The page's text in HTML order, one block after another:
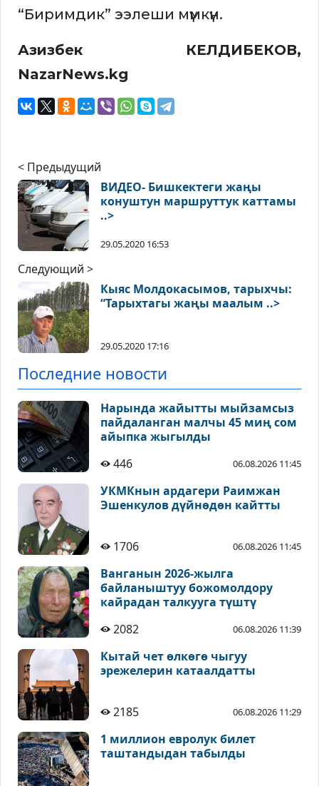
“Биримдик” ээлеши мүмкүн.
Азизбек КЕЛДИБЕКОВ,
NazarNews.kg
< Предыдущий
ВИДЕО- Бишкектеги жаңы
конуштун маршруттук каттамы
..>
29.05.2020 16:53
Следующий >
Кыяс Молдокасымов, тарыхчы:
“Тарыхтагы жаңы маалым ..>
29.05.2020 17:16
Последние новости
Нарында жайытты мыйзамсыз
пайдаланган малчы 45 миң сом
айыпка жыгылды
446
06.08.2026 11:45
УКМКнын ардагери Раимжан
Эшенкулов дүйнөдөн кайтты
1706 06.08.2026 11:45
Ванганын 2026-жылга
байланыштуу божомолдору
кайрадан талкууга түштү
2082
06.08.2026 11:39
Кытай чет өлкөгө чыгуу
эрежелерин катаалдатты
2185 06.08.2026 11:29
1 миллион евролук билет
таштандыдан табылды